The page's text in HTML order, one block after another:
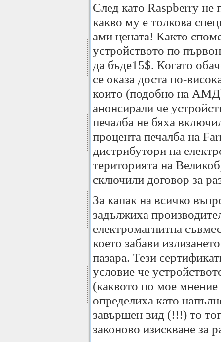
След като Raspberry не
какво му е толкова
ами цената! Както
устройството по
да бъде15$. Когато
се оказа доста по-
които (подобно на
анонсирали че
печалба не бяха
процента печалба на
дистрибутори на
територията на
сключили договор за
За капак на всичко
задължиха
електромагнитна
което забави
пазара. Тези
условие че
(каквото по мое
определиха като
завършен вид (!!!) то
законово изискване за